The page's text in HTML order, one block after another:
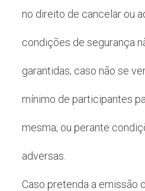
no direito de cancelar ou
condições de segurança
garantidas; caso não se
mínimo de participantes
mesma; ou perante
adversas.
Caso pretenda a emissão